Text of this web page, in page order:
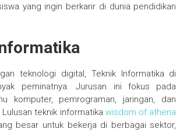
yang ingin berkarir di dunia pendidikan
teknologi digital, Teknik Informatika di
peminatnya. Jurusan ini fokus pada
komputer, pemrograman, jaringan, dan
teknik informatika wisdom of athena
besar untuk bekerja di berbagai sektor,